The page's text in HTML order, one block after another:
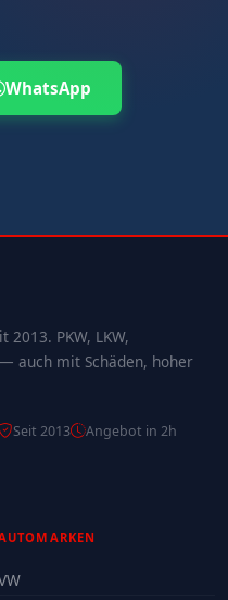
WhatsApp
PKW, LKW,
auch mit Schäden, hoher
Seit 2013 Angebot in 2h